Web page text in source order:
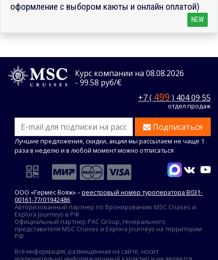
оформление с выбором каюты и онлайн оплатой)
NEW
Курс компании на 08.08.2026
- 99.58 руб/€
+7 ( 499 ) 404 09 55
отдел продаж
Подписаться
Лучшие предложения, скидки, акции мы рассылаем не чаще 1
раза в неделю и в любой момент можно отписаться
ООО «Гермес Вояж» –реестровый номер туроператора В031-
00161-77/01942486
Авторизованный партнер по бронированию MSC Cruises и
Explora Journeys в РФ
Официальный партнер PAC Group, генерального
представителя MSC Cruises и Explora Journeys на территории
РФ
Вся информация, размещённая на сайте, носит